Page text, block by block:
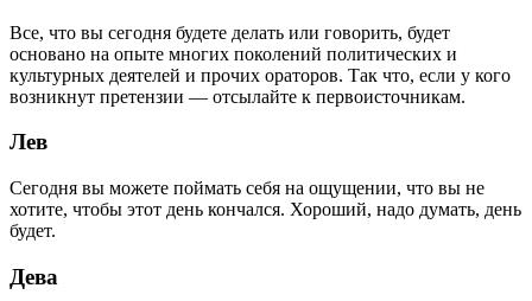
Все, что вы сегодня будете делать или говорить, будет
основано на опыте многих поколений политических и
культурных деятелей и прочих ораторов. Так что, если у кого
возникнут претензии — отсылайте к первоисточникам.
Лев
Сегодня вы можете поймать себя на ощущении, что вы не
хотите, чтобы этот день кончался. Хороший, надо думать, день
будет.
Дева